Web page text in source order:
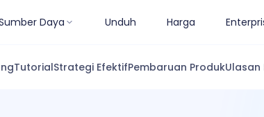
Daya Unduh Harga
TutorialStrategi EfektifPembaruan ProdukUlasan